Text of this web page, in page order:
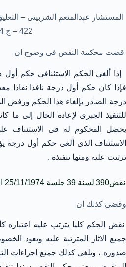
422 – ج 4
قضت محكمة النقض فى وضوح ان
إذا ألغى الحكم الاستئنافي حكم أول
فإذا كان حكم أول درجة نافذا نفاذا
درجة الصادر بإلغاء هذا الحكم ورفض
للتنفيذ الجبرى لإعادة الحال إلى
يحصل المحكوم له فى الاستئناف
الاستئناف الذى ألغى حكم أول درجة
ترتبت عليه ومنها تنفيذه .
نقض390 لسنة 39 جلسة 25/11/1974 السنة 26 قاعدة 218 ص 1278
وقضى كذلك ان
نقض الحكم كليا يترتب عليه
جميع الاثار المترتبة عليه ويعود
صدوره ، ويلغى كذلك جميع اجراءات